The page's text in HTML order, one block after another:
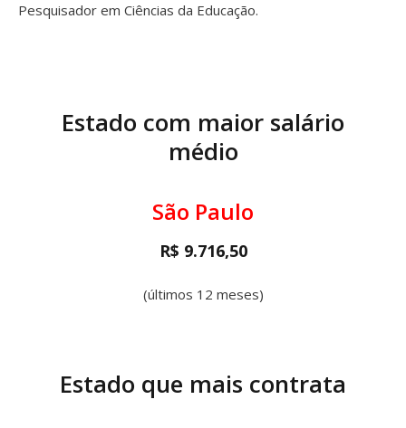
Pesquisador em Ciências da Educação.
Estado com maior salário
médio
São Paulo
R$ 9.716,50
(últimos 12 meses)
Estado que mais contrata